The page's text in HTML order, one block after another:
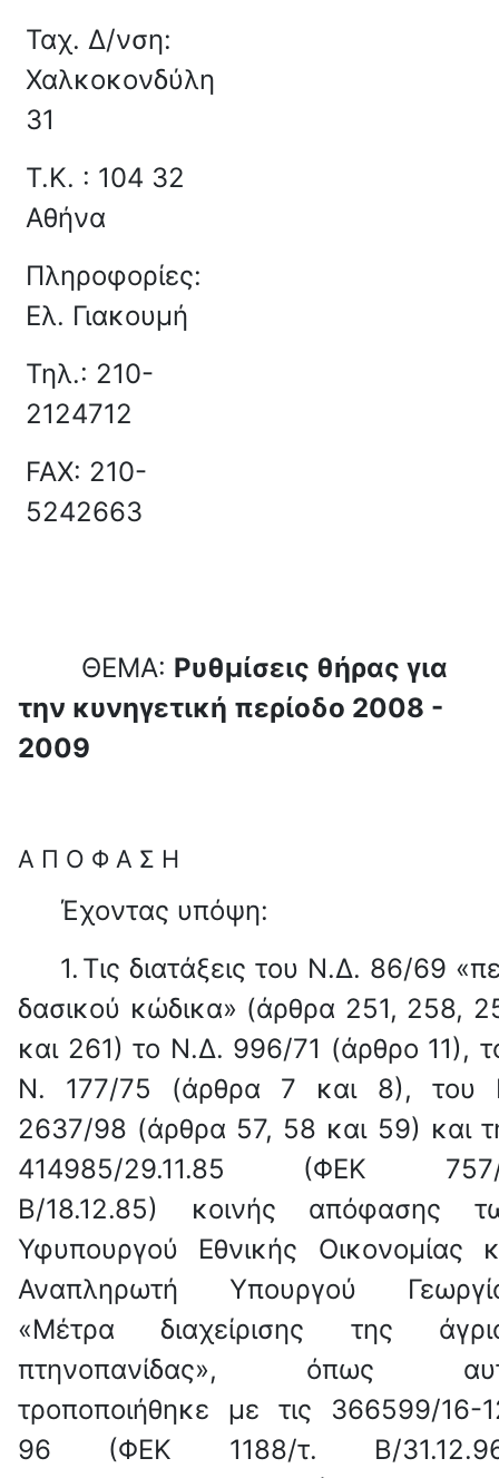
Ταχ. Δ/νση:
Χαλκοκονδύλη
31
Τ.Κ. : 104 32
Αθήνα
Πληροφορίες:
Ελ. Γιακουμή
Τηλ.: 210-
2124712
FAX: 210-
5242663
ΘΕΜΑ: Ρυθμίσεις θήρας για
την κυνηγετική περίοδο 2008 -
2009
Α Π Ο Φ Α Σ Η
Έχοντας υπόψη:
1. Τις διατάξεις του Ν.Δ. 86/69
δασικού κώδικα» (άρθρα 251, 258,
και 261) το Ν.Δ. 996/71 (άρθρο 11),
Ν. 177/75 (άρθρα 7 και 8), του
2637/98 (άρθρα 57, 58 και 59) και
414985/29.11.85 (ΦΕΚ 757/
Β/18.12.85) κοινής απόφασης
Υφυπουργού Εθνικής Οικονομίας
Αναπληρωτή Υπουργού
«Μέτρα διαχείρισης της
πτηνοπανίδας», όπως
τροποποιήθηκε με τις 366599/16-
96 (ΦΕΚ 1188/τ. Β/